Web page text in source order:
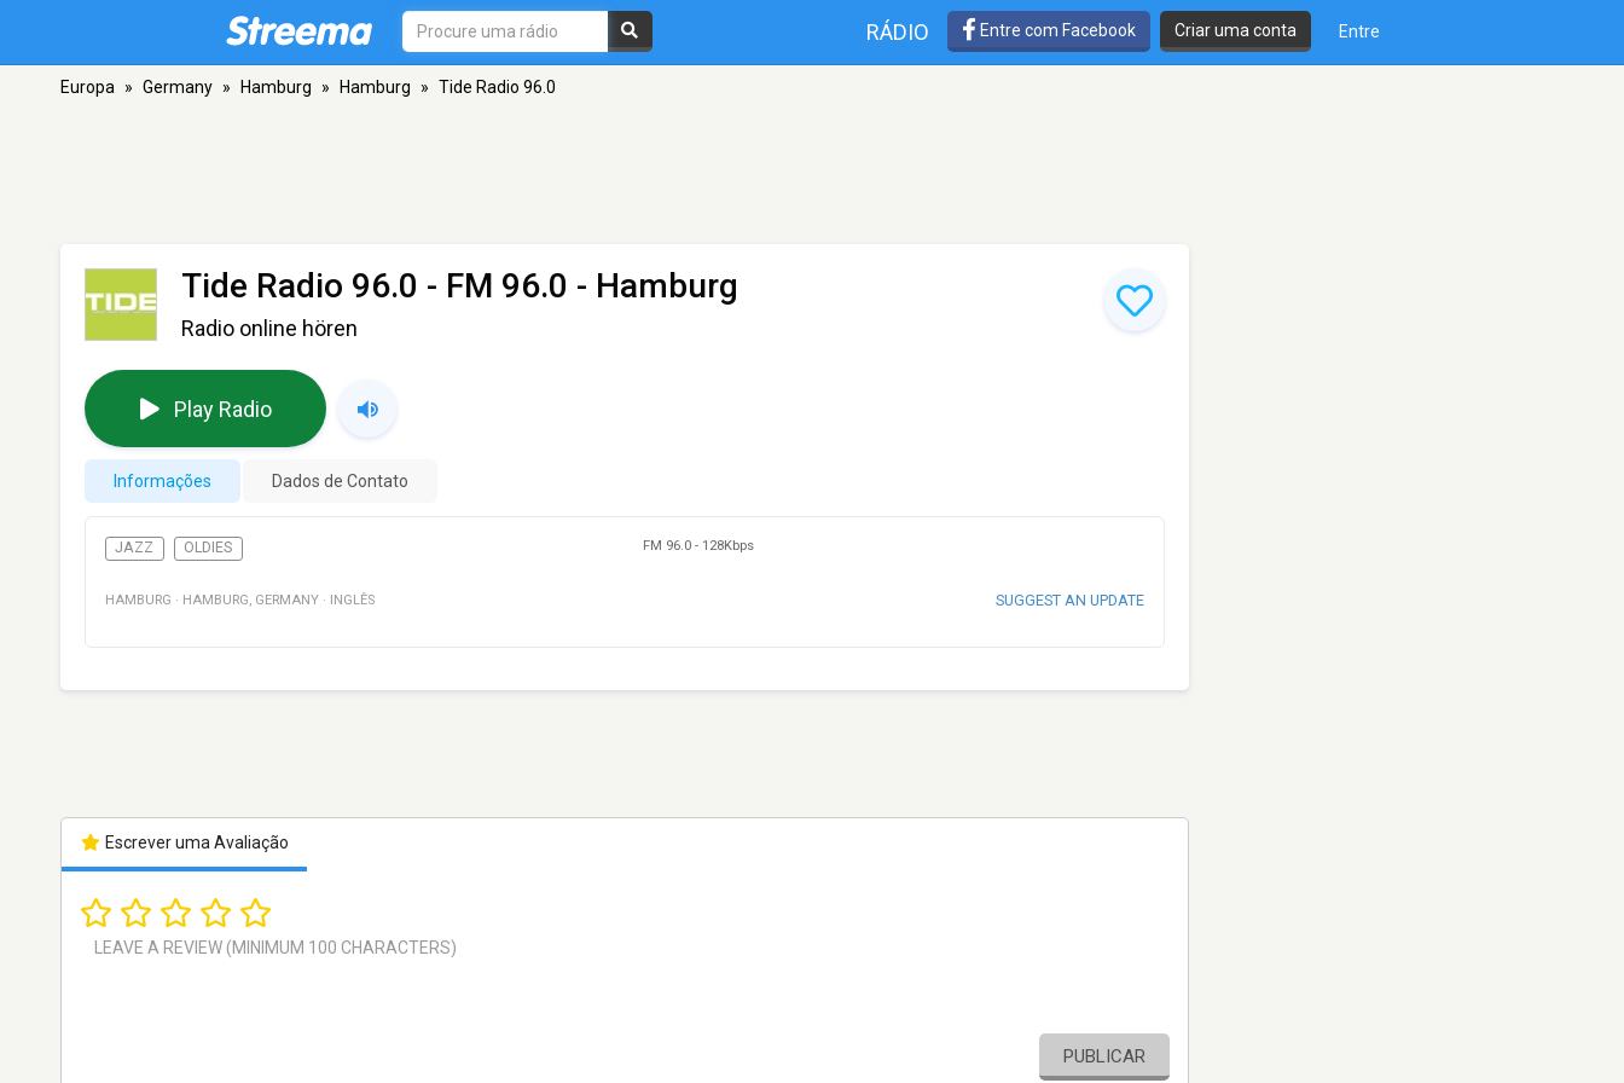
RÁDIO Entre com Facebook Criar uma conta Entre
Europa » Germany » Hamburg » Hamburg » Tide Radio 96.0
Tide Radio 96.0 - FM 96.0 - Hamburg
Radio online hören
Play Radio
Informações Dados de Contato
JAZZ OLDIES FM 96.0 - 128Kbps
HAMBURG · HAMBURG, GERMANY · INGLÊS SUGGEST AN UPDATE
Escrever uma Avaliação
PUBLICAR